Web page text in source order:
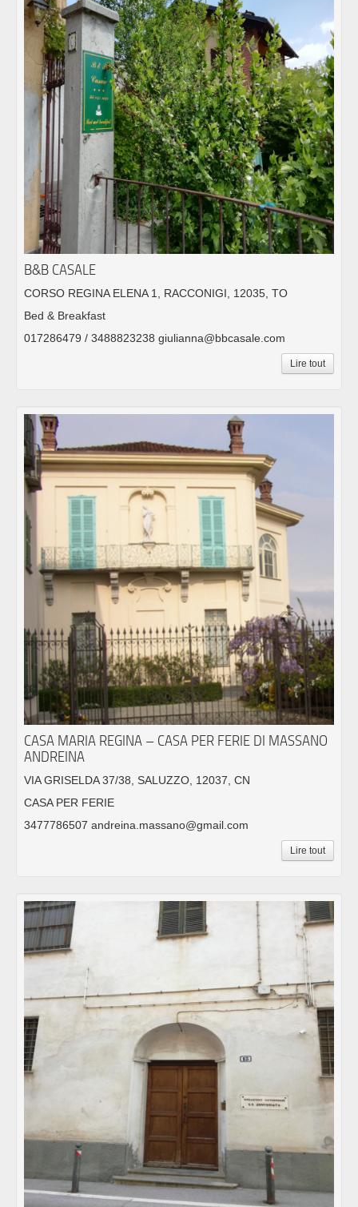
B&B CASALE
CORSO REGINA ELENA 1, RACCONIGI, 12035, TO
Bed & Breakfast
017286479 / 3488823238 giulianna@bbcasale.com
Lire tout
CASA MARIA REGINA – CASA PER FERIE DI MASSANO
ANDREINA
VIA GRISELDA 37/38, SALUZZO, 12037, CN
CASA PER FERIE
3477786507 andreina.massano@gmail.com
Lire tout